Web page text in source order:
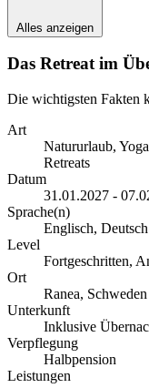
Alles anzeigen
Das Retreat im
Die wichtigsten Fakten
Art
Natururlaub,
Retreats
Datum
31.01.2027 -
Sprache(n)
Englisch, Deutsch
Level
Fortgeschritten,
Ort
Ranea, Schweden
Unterkunft
Inklusive
Verpflegung
Halbpension
Leistungen